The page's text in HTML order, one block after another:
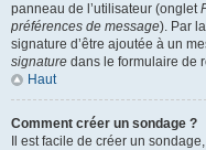
panneau de l’utilisateur (onglet
préférences de message). Par
signature d’être ajoutée à un
signature dans le formulaire de
Haut
Comment créer un sondage ?
Il est facile de créer un